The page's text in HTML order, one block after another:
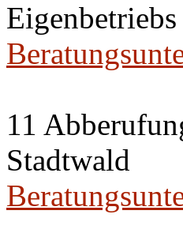
11
Stadtwald